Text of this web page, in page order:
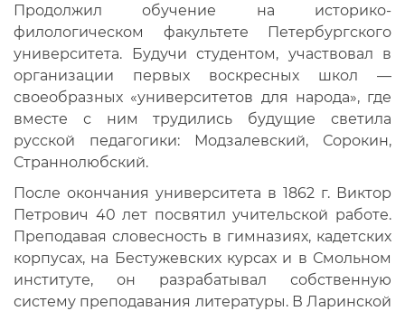
Продолжил обучение на историко-
филологическом факультете Петербургского
университета. Будучи студентом, участвовал в
организации первых воскресных школ —
своеобразных «университетов для народа», где
вместе с ним трудились будущие светила
русской педагогики: Модзалевский, Сорокин,
Страннолюбский.
После окончания университета в 1862 г. Виктор
Петрович 40 лет посвятил учительской работе.
Преподавая словесность в гимназиях, кадетских
корпусах, на Бестужевских курсах и в Смольном
институте, он разрабатывал собственную
систему преподавания литературы. В Ларинской